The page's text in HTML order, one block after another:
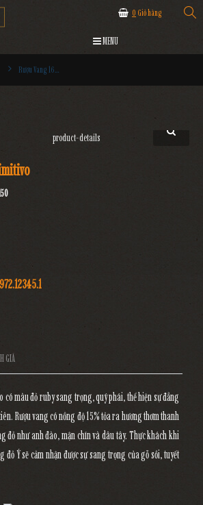
0 Giỏ hàng
MENU
Rượu Vang 1668 Primitivo
GIÁ
có màu đỏ ruby sang trọng, quý phái, thể hiện sự đẳng
Rượu vang có nồng độ 15% tỏa ra hương thơm thanh
đỏ như anh đào, mận chín và dâu tây. Thực khách khi
đỏ Ý sẽ cảm nhận được sự sang trọng của gỗ sồi, tuyết